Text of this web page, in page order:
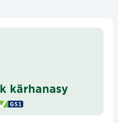
kärhanasy